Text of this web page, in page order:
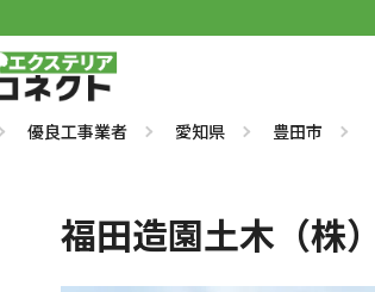
優良工事業者 愛知県 豊田市
福田造園土木（株）